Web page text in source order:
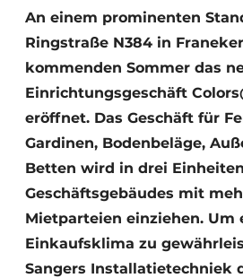
An einem prominenten
Ringstraße N384 in
kommenden Sommer das
Einrichtungsgeschäft
eröffnet. Das Geschäft für
Gardinen, Bodenbeläge,
Betten wird in drei
Geschäftsgebäudes mit
Mietparteien einziehen. Um
Einkaufsklima zu
Sangers Installatietechniek